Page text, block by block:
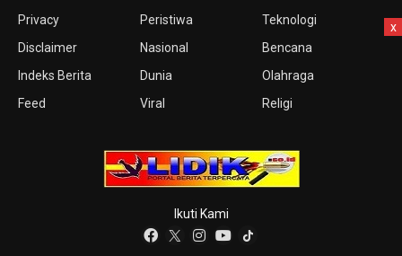
Privacy
Disclaimer
Indeks Berita
Feed
Peristiwa
Nasional
Dunia
Viral
Teknologi
Bencana
Olahraga
Religi
Ikuti Kami
x